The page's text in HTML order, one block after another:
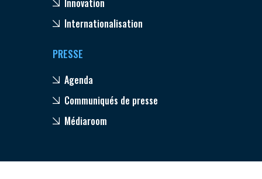
Internationalisation
PRESSE
Agenda
Communiqués de presse
Médiaroom